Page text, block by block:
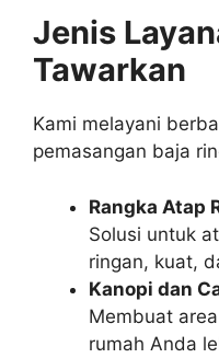
Jenis
Tawarkan
Kami melayani
pemasangan baja
Rangka Atap
Solusi untuk
ringan, kuat,
Kanopi dan
Membuat
rumah Anda